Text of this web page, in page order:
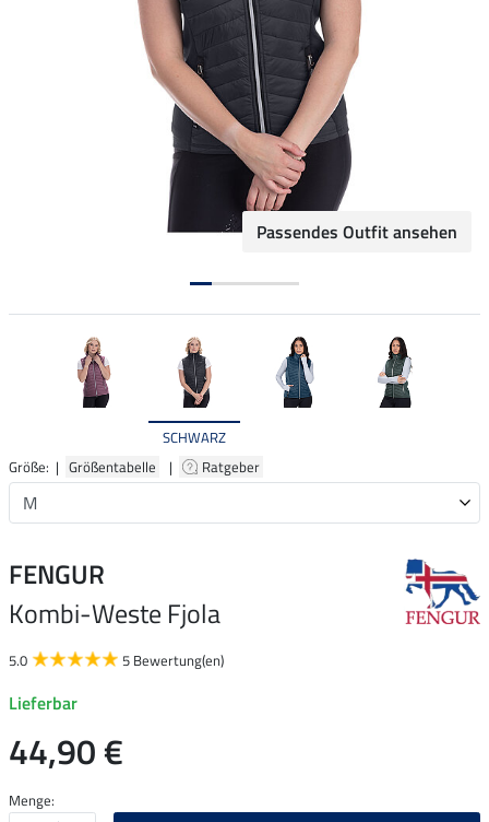
Passendes Outfit ansehen
SCHWARZ
Größe: | Größentabelle | Ratgeber
FENGUR
Kombi-Weste Fjola
5.0 5 Bewertung(en)
Lieferbar
44,90 €
Menge: